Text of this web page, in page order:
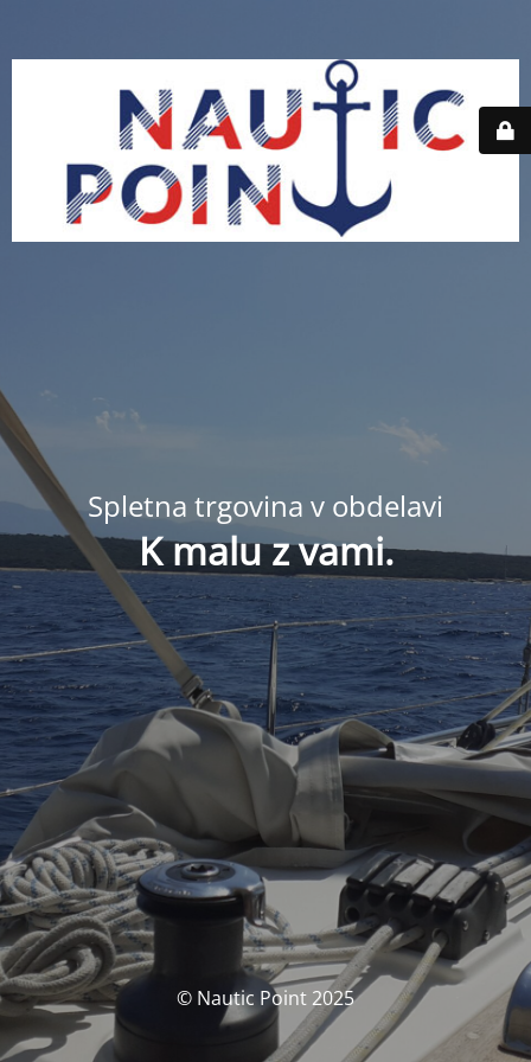
Spletna trgovina v obdelavi
K malu z vami.
© Nautic Point 2025